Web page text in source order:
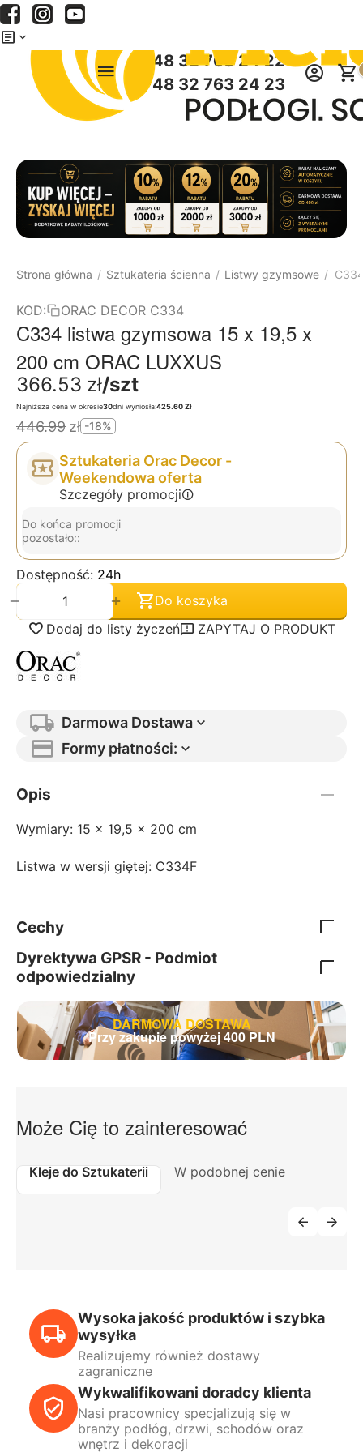
+48 32 763 24 22
+48 32 763 24 23
Strona główna / Sztukateria ścienna / Listwy gzymsowe /
KOD: ORAC DECOR C334
C334 listwa gzymsowa 15 x 19,5 x
200 cm ORAC LUXXUS
366.53 zł/szt
Najniższa cena w okresie30dni wyniosła:425.60 Zł
446.99 zł -18%
Sztukateria Orac Decor -
Weekendowa oferta
Szczegóły promocji
Do końca promocji
pozostało::
Dostępność: 24h
+
−
Do koszyka
Dodaj do listy życzeń
ZAPYTAJ O PRODUKT
Darmowa Dostawa
Formy płatności:
Opis
Wymiary: 15 x 19,5 x 200 cm
Listwa w wersji giętej: C334F
Cechy
Dyrektywa GPSR - Podmiot
odpowiedzialny
DARMOWA DOSTAWA
Przy zakupie powyżej 400 PLN
Może Cię to zainteresować
Kleje do Sztukaterii W podobnej cenie
Wysoka jakość produktów i szybka
wysyłka
Realizujemy również dostawy
zagraniczne
Wykwalifikowani doradcy klienta
Nasi pracownicy specjalizują się w
branży podłóg, drzwi, schodów oraz
wnętrz i dekoracji